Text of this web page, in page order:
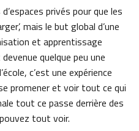
privés pour que les
mais le but global d’une
et apprentissage
quelque peu une
c’est une expérience
promener et voir tout ce qui
tout ce passe derrière des
tout voir.